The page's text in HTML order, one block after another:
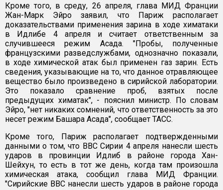
Кроме того, в среду, 26 апреля, глава МИД Франции
Жан-Марк Эйро заявил, что Париж располагает
доказательствами применения зарина в ходе химатаки
в Идлибе 4 апреля и считает ответственным за
случившееся режим Асада. "Пробы, полученные
французскими разведслужбами, однозначно показали,
в ходе химической атак был применен газ зарин. Есть
сведения, указывающие на то, что данное отравляющее
вещество было произведено в сирийской лаборатории.
Это показало сравнение проб, взятых после
предыдущих химатак", - пояснил министр. По словам
Эйро, "нет никаких сомнений, что ответственность за это
несет режим Башара Асада", сообщает ТАСС.
Кроме того, Париж располагает подтвержденными
данными о том, что ВВС Сирии 4 апреля нанесли шесть
ударов в провинции Идлиб в районе города Хан-
Шейхун, то есть в тот же день, когда там произошла
химическая атака, сообщил глава МИД Франции.
"Сирийские ВВС нанесли шесть ударов в районе города